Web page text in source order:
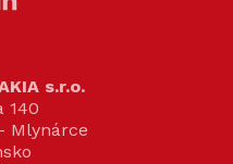
s.r.o.
140
Mlynárce